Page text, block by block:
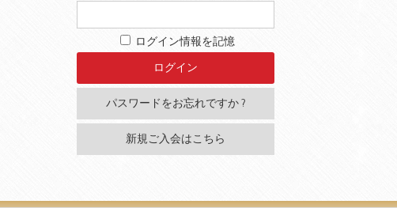
ログイン情報を記憶
パスワードをお忘れですか ?
新規ご入会はこちら